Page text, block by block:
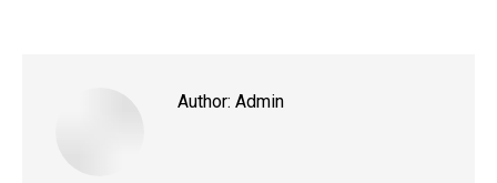
Author: Admin